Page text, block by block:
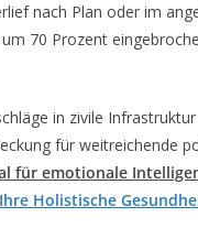
nach Plan oder im
70 Prozent
in zivile
für weitreichende
für emotionale
Holistische